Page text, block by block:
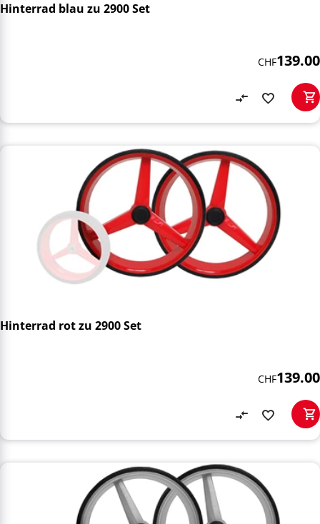
Hinterrad blau zu 2900 Set
CHF139.00
Hinterrad rot zu 2900 Set
CHF139.00